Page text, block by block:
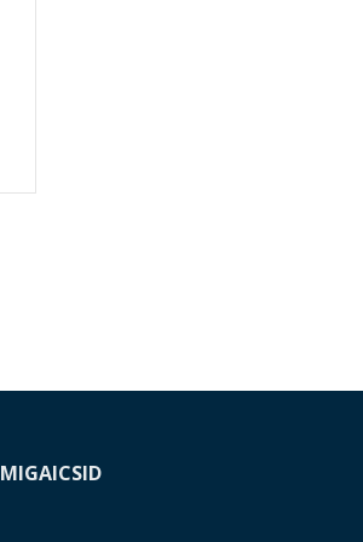
MIGAICSID